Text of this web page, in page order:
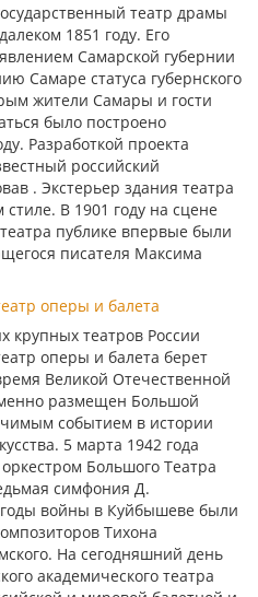
театр драмы
1851 году. Его
Самарской губернии
Самаре статуса губернского
жители Самары и гости
было построено
Разработкой проекта
российский
. Экстерьер здания театра
В 1901 году на сцене
публике впервые были
писателя Максима
оперы и балета
театров России
оперы и балета берет
Великой Отечественной
размещен Большой
событием в истории
5 марта 1942 года
Большого Театра
симфония Д.
войны в Куйбышеве были
Тихона
На сегодняшний день
академического театра